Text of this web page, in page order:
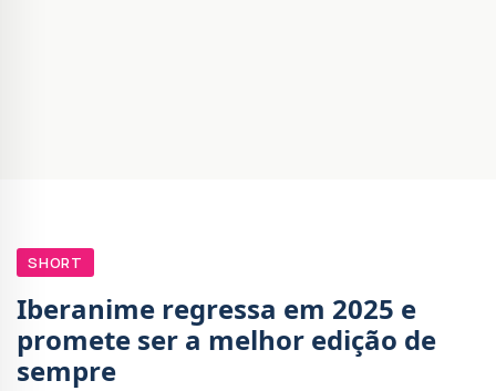
SHORT
Iberanime regressa em 2025 e
promete ser a melhor edição de
sempre